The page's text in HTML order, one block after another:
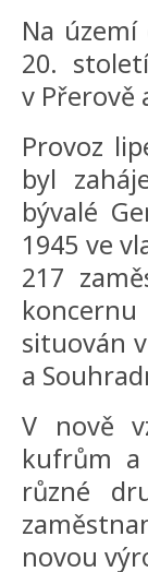
Na
20.
v Přerově
Provoz
byl
bývalé
1945 ve
217
situován
a
V nově
kufrům
různé
novou